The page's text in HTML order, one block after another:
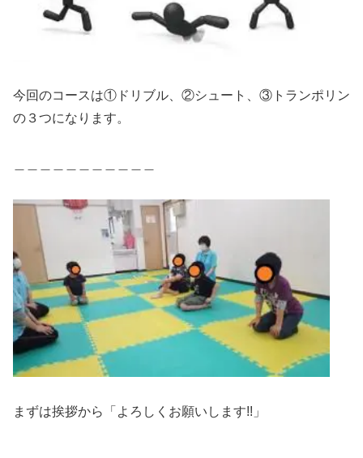
今回のコースは①ドリブル、②シュート、③トランポリン
の３つになります。
まずは挨拶から「よろしくお願いします!!」